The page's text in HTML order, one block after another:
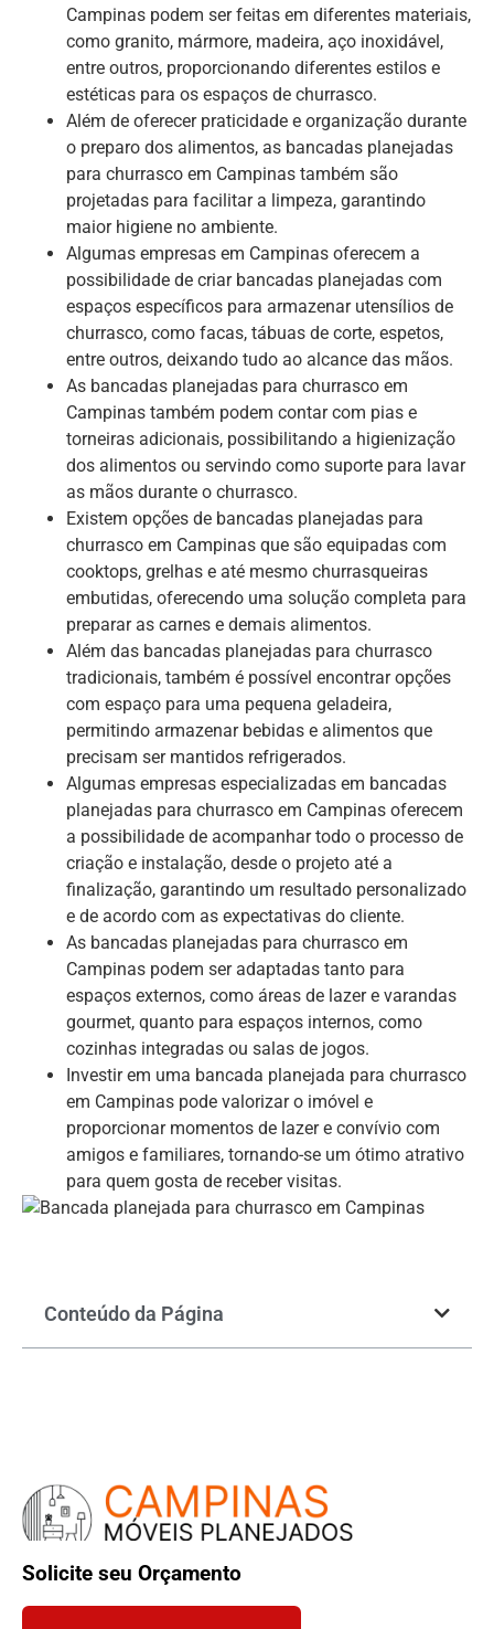
Campinas podem ser feitas em diferentes materiais,
como granito, mármore, madeira, aço inoxidável,
entre outros, proporcionando diferentes estilos e
estéticas para os espaços de churrasco.
Além de oferecer praticidade e organização durante
o preparo dos alimentos, as bancadas planejadas
para churrasco em Campinas também são
projetadas para facilitar a limpeza, garantindo
maior higiene no ambiente.
Algumas empresas em Campinas oferecem a
possibilidade de criar bancadas planejadas com
espaços específicos para armazenar utensílios de
churrasco, como facas, tábuas de corte, espetos,
entre outros, deixando tudo ao alcance das mãos.
As bancadas planejadas para churrasco em
Campinas também podem contar com pias e
torneiras adicionais, possibilitando a higienização
dos alimentos ou servindo como suporte para lavar
as mãos durante o churrasco.
Existem opções de bancadas planejadas para
churrasco em Campinas que são equipadas com
cooktops, grelhas e até mesmo churrasqueiras
embutidas, oferecendo uma solução completa para
preparar as carnes e demais alimentos.
Além das bancadas planejadas para churrasco
tradicionais, também é possível encontrar opções
com espaço para uma pequena geladeira,
permitindo armazenar bebidas e alimentos que
precisam ser mantidos refrigerados.
Algumas empresas especializadas em bancadas
planejadas para churrasco em Campinas oferecem
a possibilidade de acompanhar todo o processo de
criação e instalação, desde o projeto até a
finalização, garantindo um resultado personalizado
e de acordo com as expectativas do cliente.
As bancadas planejadas para churrasco em
Campinas podem ser adaptadas tanto para
espaços externos, como áreas de lazer e varandas
gourmet, quanto para espaços internos, como
cozinhas integradas ou salas de jogos.
Investir em uma bancada planejada para churrasco
em Campinas pode valorizar o imóvel e
proporcionar momentos de lazer e convívio com
amigos e familiares, tornando-se um ótimo atrativo
para quem gosta de receber visitas.
Conteúdo da Página
Solicite seu Orçamento